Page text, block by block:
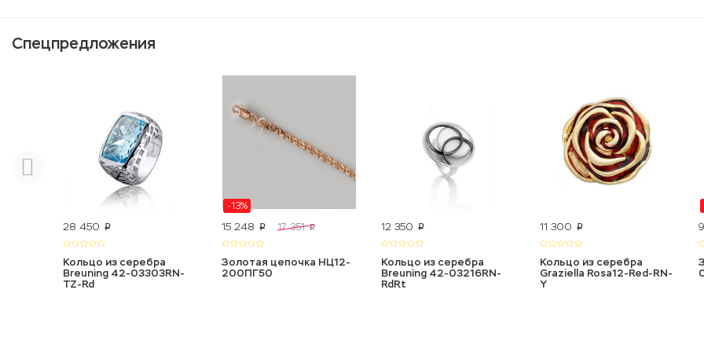
Спецпредложения
28 450 p
Кольцо из серебра
Breuning 42-03303RN-
TZ-Rd
-13%
15 248 p 17 351 p
Золотая цепочка НЦ12-
200ПГ50
12 350 p
Кольцо из серебра
Breuning 42-03216RN-
RdRt
11 300 p
Кольцо из серебра
Graziella Rosa12-Red-RN-
Y